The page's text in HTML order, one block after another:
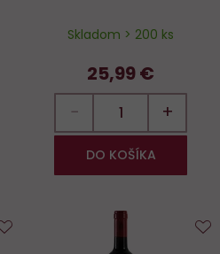
Skladom > 200 ks
25,99 €
− +
DO KOŠÍKA